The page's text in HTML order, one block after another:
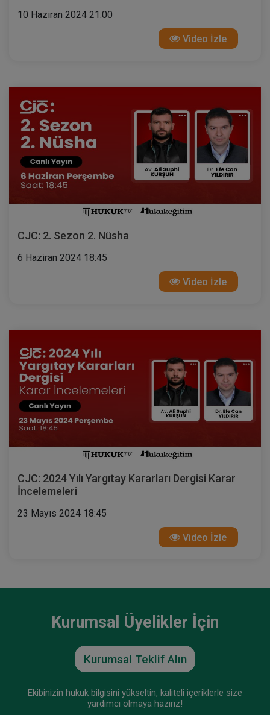
10 Haziran 2024 21:00
Video İzle
CJC: 2. Sezon 2. Nüsha
6 Haziran 2024 18:45
Video İzle
CJC: 2024 Yılı Yargıtay Kararları Dergisi Karar
İncelemeleri
23 Mayıs 2024 18:45
Video İzle
Kurumsal Üyelikler İçin
Kurumsal Teklif Alın
Ekibinizin hukuk bilgisini yükseltin, kaliteli içeriklerle size
yardımcı olmaya hazırız!